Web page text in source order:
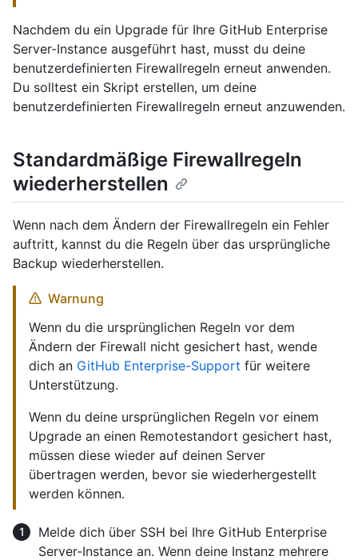
Nachdem du ein Upgrade für Ihre GitHub Enterprise
Server-Instance ausgeführt hast, musst du deine
benutzerdefinierten Firewallregeln erneut anwenden.
Du solltest ein Skript erstellen, um deine
benutzerdefinierten Firewallregeln erneut anzuwenden.
Standardmäßige Firewallregeln
wiederherstellen
Wenn nach dem Ändern der Firewallregeln ein Fehler
auftritt, kannst du die Regeln über das ursprüngliche
Backup wiederherstellen.
Warnung
Wenn du die ursprünglichen Regeln vor dem
Ändern der Firewall nicht gesichert hast, wende
dich an GitHub Enterprise-Support für weitere
Unterstützung.
Wenn du deine ursprünglichen Regeln vor einem
Upgrade an einen Remotestandort gesichert hast,
müssen diese wieder auf deinen Server
übertragen werden, bevor sie wiederhergestellt
werden können.
Melde dich über SSH bei Ihre GitHub Enterprise
Server-Instance an. Wenn deine Instanz mehrere